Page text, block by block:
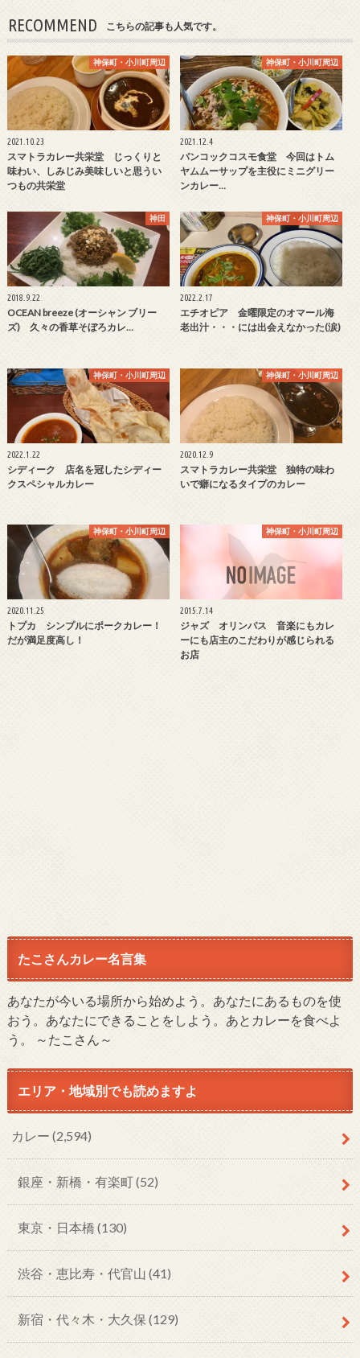
RECOMMEND こちらの記事も人気です。
神保町・小川町周辺
2021.10.23
スマトラカレー共栄堂 じっくりと
味わい、しみじみ美味しいと思うい
つもの共栄堂
神保町・小川町周辺
2021.12.4
バンコックコスモ食堂 今回はトム
ヤムムーサップを主役にミニグリー
ンカレー…
神田
2018.9.22
OCEAN breeze (オーシャン ブリー
ズ) 久々の香草そぼろカレ…
神保町・小川町周辺
2022.2.17
エチオピア 金曜限定のオマール海
老出汁・・・には出会えなかった(涙)
神保町・小川町周辺
2022.1.22
シディーク 店名を冠したシディー
クスペシャルカレー
神保町・小川町周辺
2020.12.9
スマトラカレー共栄堂 独特の味わ
いで癖になるタイプのカレー
神保町・小川町周辺
2020.11.25
トプカ シンプルにポークカレー！
だが満足度高し！
神保町・小川町周辺
2015.7.14
ジャズ オリンパス 音楽にもカレ
ーにも店主のこだわりが感じられる
お店
たこさんカレー名言集
あなたが今いる場所から始めよう。あなたにあるものを使
おう。あなたにできることをしよう。あとカレーを食べよ
う。 ～たこさん～
エリア・地域別でも読めますよ
カレー (2,594)
銀座・新橋・有楽町(52)
東京・日本橋 (130)
渋谷・恵比寿・代官山 (41)
新宿・代々木・大久保 (129)